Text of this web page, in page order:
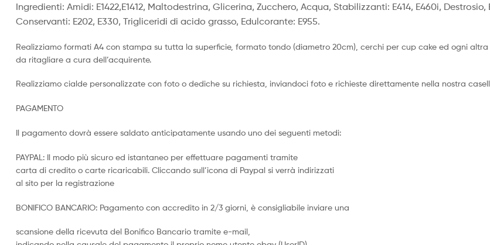
Ingredienti: Amidi: E1422,E1412, Maltodestrina, Glicerina, Zucchero, Acqua, Stabilizzanti: E414, E460i, Destrosio,
Conservanti: E202, E330, Trigliceridi di acido grasso, Edulcorante: E955.
Realizziamo formati A4 con stampa su tutta la superficie, formato tondo (diametro 20cm), cerchi per cup cake ed ogni
da ritagliare a cura dell’acquirente.
Realizziamo cialde personalizzate con foto o dediche su richiesta, inviandoci foto e richieste direttamente nella nostra
PAGAMENTO
Il pagamento dovrà essere saldato anticipatamente usando uno dei seguenti metodi:
PAYPAL: Il modo più sicuro ed istantaneo per effettuare pagamenti tramite
carta di credito o carte ricaricabili. Cliccando sull’icona di Paypal si verrà indirizzati
al sito per la registrazione
BONIFICO BANCARIO: Pagamento con accredito in 2/3 giorni, è consigliabile inviare una
scansione della ricevuta del Bonifico Bancario tramite e-mail,